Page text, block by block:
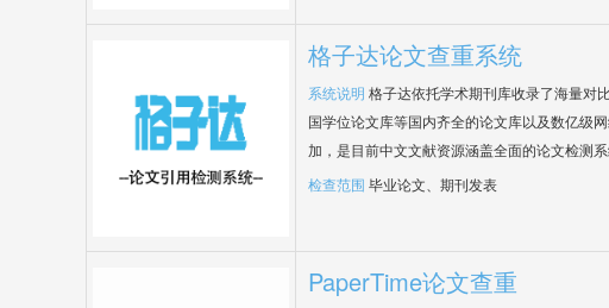
格子达论文查重系统
系统说明 格子达依托学术期刊库收录了海量对
国学位论文库等国内齐全的论文库以及数亿级
加，是目前中文文献资源涵盖全面的论文检测
检查范围 毕业论文、期刊发表
PaperTime论文查重